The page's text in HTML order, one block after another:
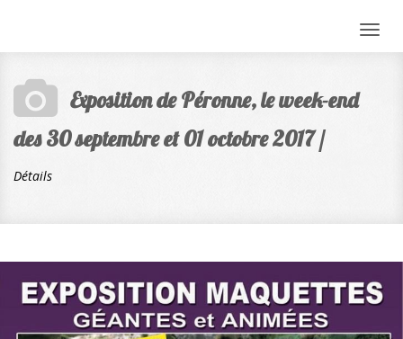
Exposition de Péronne, le week-end
des 30 septembre et 01 octobre 2017 /
Détails